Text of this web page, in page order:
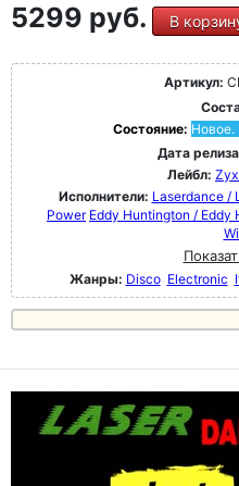
5299 руб. В
Артикул:
Состояние: Новое.
Дата
Лейбл:
Исполнители: Laserdance /
Power Eddy Huntington / Eddy
Жанры: Disco Electronic